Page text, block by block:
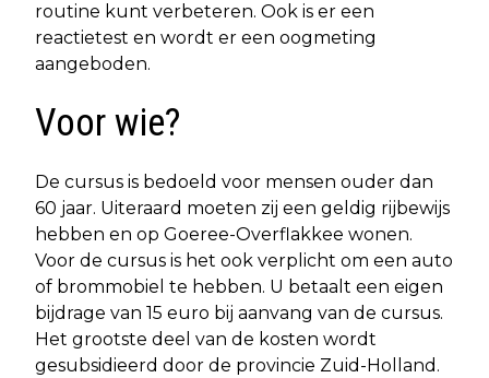
routine kunt verbeteren. Ook is er een
reactietest en wordt er een oogmeting
aangeboden.
Voor wie?
De cursus is bedoeld voor mensen ouder dan
60 jaar. Uiteraard moeten zij een geldig rijbewijs
hebben en op Goeree-Overflakkee wonen.
Voor de cursus is het ook verplicht om een auto
of brommobiel te hebben. U betaalt een eigen
bijdrage van 15 euro bij aanvang van de cursus.
Het grootste deel van de kosten wordt
gesubsidieerd door de provincie Zuid-Holland.